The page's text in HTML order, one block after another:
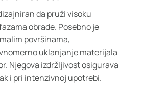
da pruži visoku
obrade. Posebno je
površinama,
uklanjanje materijala
Njegova izdržljivost osigurava
i pri intenzivnoj upotrebi.